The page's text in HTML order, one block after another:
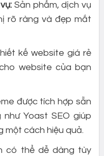
Sản phẩm, dịch vụ
rõ ràng và đẹp mắt
kế website giá rẻ
website của bạn
được tích hợp sẵn
Yoast SEO giúp
một cách hiệu quả.
có thể dễ dàng tùy